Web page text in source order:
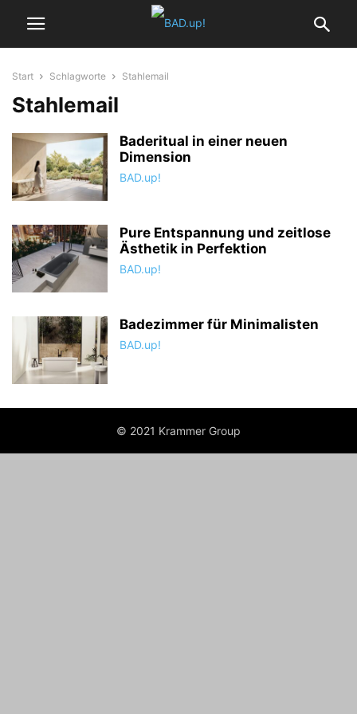
Start Schlagworte Stahlemail
Stahlemail
Baderitual in einer neuen
Dimension
BAD.up!
Pure Entspannung und zeitlose
Ästhetik in Perfektion
BAD.up!
Badezimmer für Minimalisten
BAD.up!
© 2021 Krammer Group